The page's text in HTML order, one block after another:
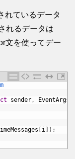
れているデータ
れるデータは
文を使ってデー
sender, EventArgs
i ) ;